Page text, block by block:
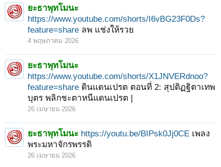
ยะธาพุทโมนะ
https://www.youtube.com/shorts/I6vBG23F0Ds?
feature=share ลพ แช่งให้รวย
4 พฤษภาคม 2026
ยะธาพุทโมนะ
https://www.youtube.com/shorts/X1JNVERdnoo?
feature=share ดินแดนเปรต ตอนที่ 2: สุปติฏฐิตาเทพ
บุตร พลิกชะตาหนีแดนเปรต |
26 เมษายน 2026
ยะธาพุทโมนะ https://youtu.be/BIPsk0Jj0CE เพลง
พระมหาจักรพรรดิ
26 เมษายน 2026